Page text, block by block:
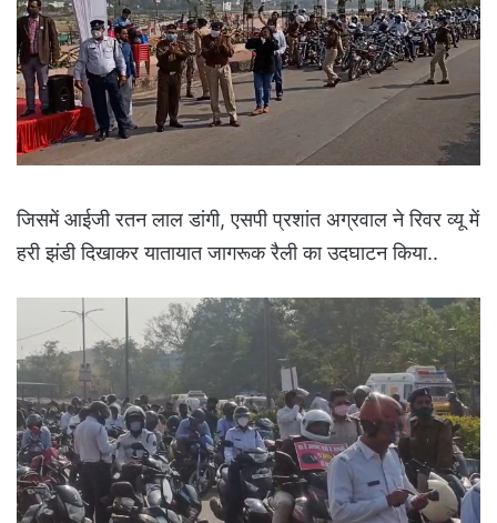
जिसमें आईजी रतन लाल डांगी, एसपी प्रशांत अग्रवाल ने रिवर व्यू में
हरी झंडी दिखाकर यातायात जागरूक रैली का उदघाटन किया..